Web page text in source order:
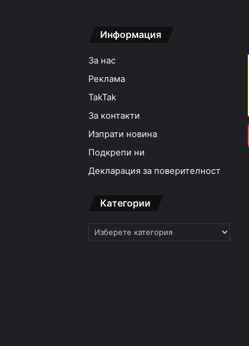
Информация
За нас
Реклама
TakTak
За контакти
Изпрати новина
Подкрепи ни
Декларация за поверителност
Категории
Категории